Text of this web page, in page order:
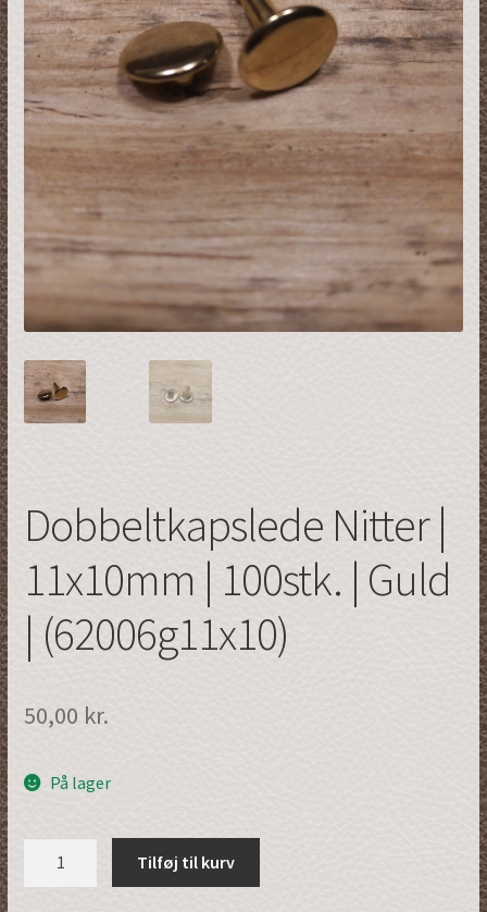
Restsalg
Dobbeltkapslede Nitter |
11x10mm | 100stk. | Guld
| (62006g11x10)
50,00 kr.
På lager
Tilføj til kurv